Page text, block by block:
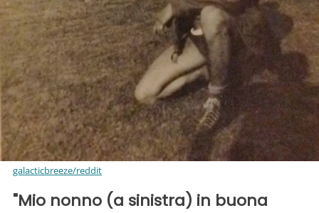
galacticbreeze/reddit
"Mio nonno (a sinistra) in buona